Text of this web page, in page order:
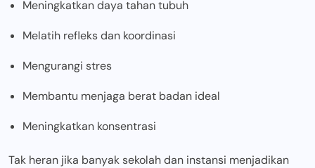
Meningkatkan daya tahan tubuh
Melatih refleks dan koordinasi
Mengurangi stres
Membantu menjaga berat badan ideal
Meningkatkan konsentrasi
Tak heran jika banyak sekolah dan instansi menjadikan